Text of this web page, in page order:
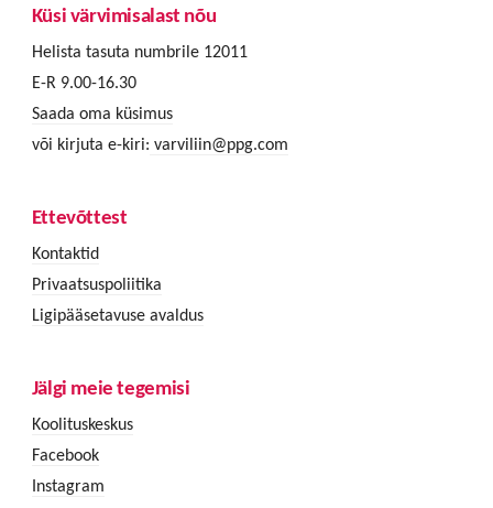
Küsi värvimisalast nõu
Helista tasuta numbrile 12011
E-R 9.00-16.30
Saada oma küsimus
või kirjuta e-kiri: varviliin@ppg.com
Ettevõttest
Kontaktid
Privaatsuspoliitika
Ligipääsetavuse avaldus
Jälgi meie tegemisi
Koolituskeskus
Facebook
Instagram